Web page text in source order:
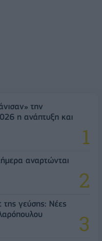
την
η ανάπτυξη και
αναρτώνται
της γεύσης: Νέες